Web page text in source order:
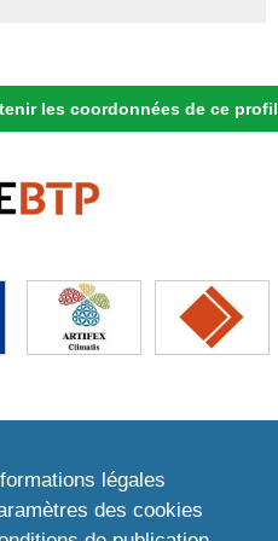
les coordonnées de ce profil
légales
des cookies